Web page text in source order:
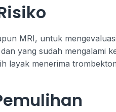
MRI, untuk
yang sudah mengalami
layak menerima